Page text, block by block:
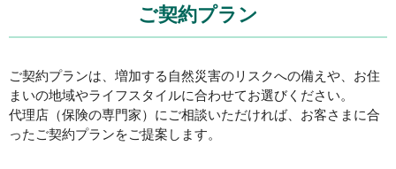
ご契約プラン
ご契約プランは、増加する自然災害のリスクへの備えや、お住
まいの地域やライフスタイルに合わせてお選びください。
代理店（保険の専門家）にご相談いただければ、 お客さまに合
ったご契約プランをご提案します。